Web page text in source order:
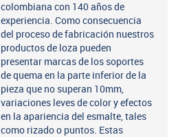
colombiana con 140 años de
experiencia. Como consecuencia
del proceso de fabricación nuestros
productos de loza pueden
presentar marcas de los soportes
de quema en la parte inferior de la
pieza que no superan 10mm,
variaciones leves de color y efectos
en la apariencia del esmalte, tales
como rizado o puntos. Estas